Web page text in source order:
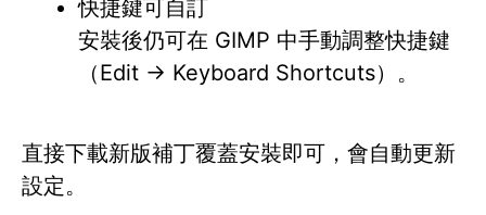
快捷鍵可自訂
安裝後仍可在 GIMP 中手動調整快捷鍵
（Edit → Keyboard Shortcuts）。
直接下載新版補丁覆蓋安裝即可，會自動更新
設定。